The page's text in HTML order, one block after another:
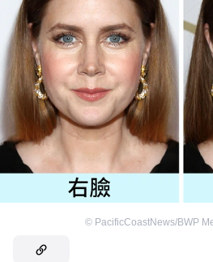
© PacificCoastNews/BWP